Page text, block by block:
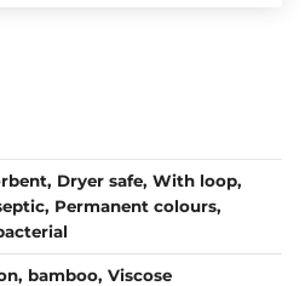
Dryer safe, With loop,
Permanent colours,
bamboo, Viscose